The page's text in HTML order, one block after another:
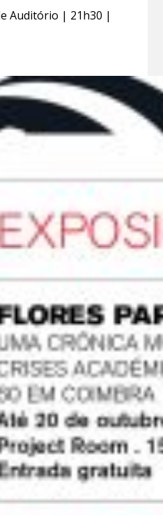
Auditório | 21h30 |